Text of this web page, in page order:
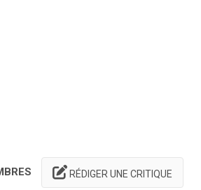
RÉDIGER UNE CRITIQUE